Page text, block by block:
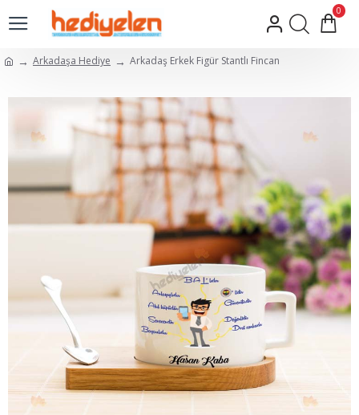
0
Arkadaşa Hediye Arkadaş Erkek Figür Stantlı Fincan